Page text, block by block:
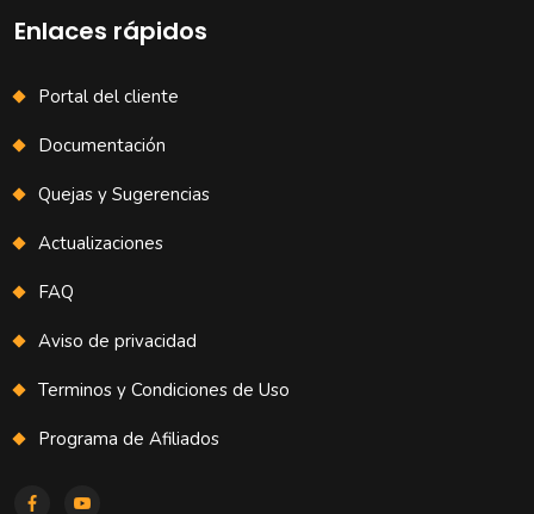
Enlaces rápidos
Portal del cliente
Documentación
Quejas y Sugerencias
Actualizaciones
FAQ
Aviso de privacidad
Terminos y Condiciones de Uso
Programa de Afiliados